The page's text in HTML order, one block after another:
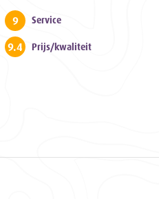
9 Service
9.4 Prijs/kwaliteit